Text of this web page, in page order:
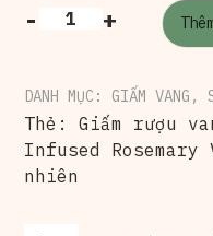
- +
DANH MỤC: GIẤM VANG ,
Thẻ: Giấm rượu
Infused Rosemary
nhiên